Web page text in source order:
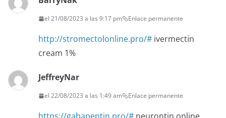
el 21/08/2023 a las 9:17 pm Enlace permanente
http://stromectolonline.pro/# ivermectin
cream 1%
JeffreyNar
el 22/08/2023 a las 1:49 am Enlace permanente